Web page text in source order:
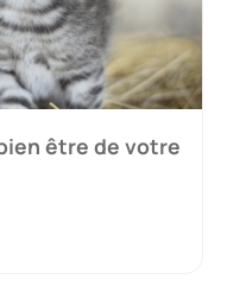
être de votre